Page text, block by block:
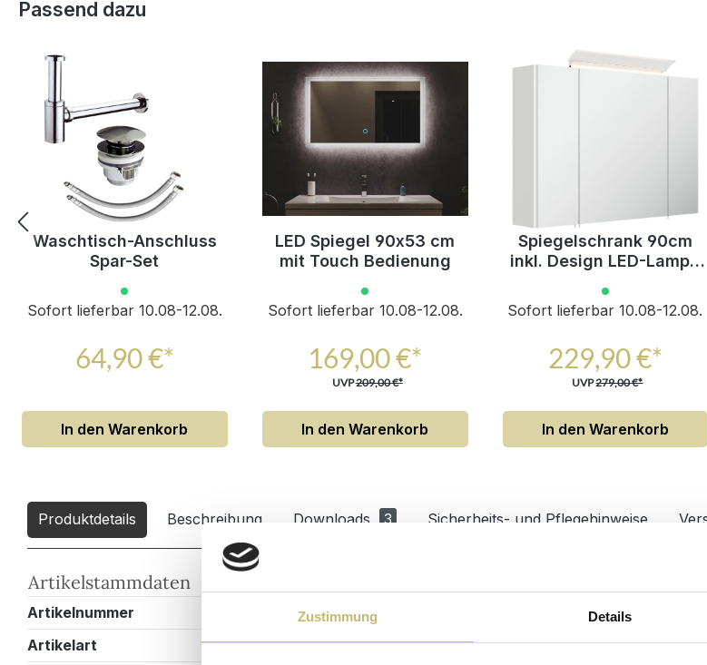
Zustimmung Details
Produktgalerie überspringen
Passend dazu
Waschtisch-Anschluss
Spar-Set
Sofort lieferbar 10.08-12.08.
64,90 €*
In den Warenkorb
LED Spiegel 90x53 cm
mit Touch Bedienung
Sofort lieferbar 10.08-12.08.
169,00 €*
UVP209,00 €*
In den Warenkorb
Spiegelschrank 90cm
inkl. Design LED-Lampe
hochglanz
Sofort lieferbar 10.08-12.08.
229,90 €*
UVP279,00 €*
In den Warenkorb
Produktdetails Beschreibung Downloads 3 Sicherheits- und Pflegehinweise
Artikelstammdaten
Artikelnummer
N0SET0065X0000002DE
Artikelart
Einzelbadmöbel
Anzahl Türen
Anzahl